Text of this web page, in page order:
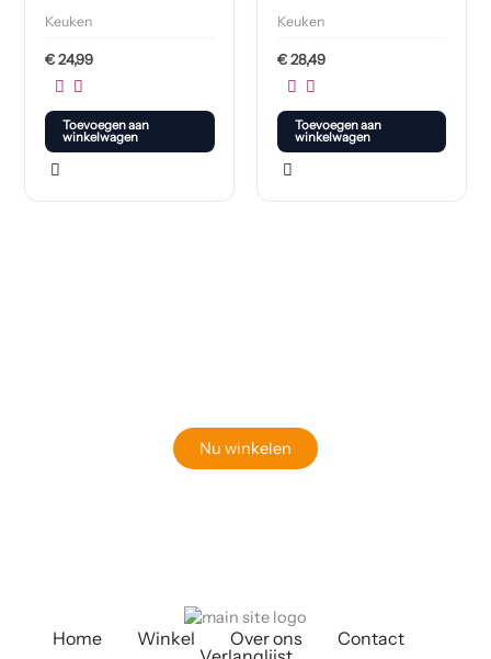
Keuken
€24,99
Toevoegen aan
winkelwagen
Keuken
€28,49
Toevoegen aan
winkelwagen
Nu winkelen
Home Winkel Over ons
Contact